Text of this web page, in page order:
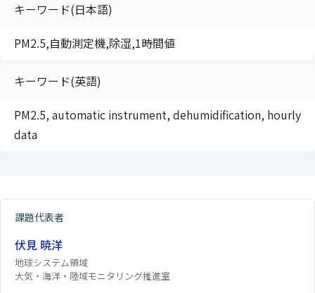
キーワード(日本語)
PM2.5,自動測定機,除湿,1時間値
キーワード(英語)
PM2.5, automatic instrument, dehumidification, hourly
data
課題代表者
伏見 暁洋
地球システム領域
大気・海洋・陸域モニタリング推進室